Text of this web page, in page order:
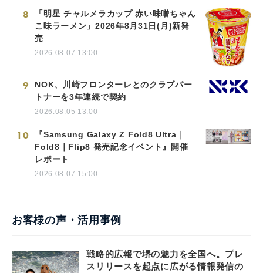
8
「明星 チャルメラカップ 赤い味噌ちゃん
こ味ラーメン」2026年8月31日(月)新発
売
2026.08.07 13:00
9
NOK、川崎フロンターレとのクラブパー
トナーを3年連続で契約
2026.08.05 13:00
10
『Samsung Galaxy Z Fold8 Ultra｜
Fold8｜Flip8 発売記念イベント』開催
レポート
2026.08.07 15:00
お客様の声・活用事例
戦略的広報で堺の魅力を全国へ。プレ
スリリースを起点に広がる情報発信の